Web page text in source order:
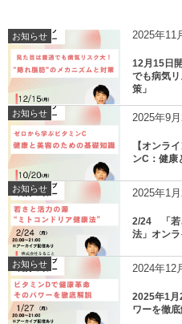
お知らせ 2025年11
12月15日
でも病気
策」
お知らせ 2025年9月
【オンラ
ンC：健康
お知らせ 2025年1月
2/24 「若
法」オン
お知らせ 2024年12
2025年1
ワーを徹